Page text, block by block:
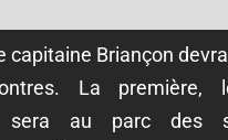
capitaine Briançon
La première,
sera au parc des